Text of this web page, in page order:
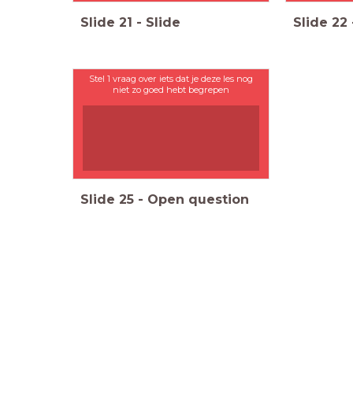
Slide 21 - Slide Slide 22
Stel 1 vraag over iets dat je deze les nog
niet zo goed hebt begrepen
Slide 25 - Open question